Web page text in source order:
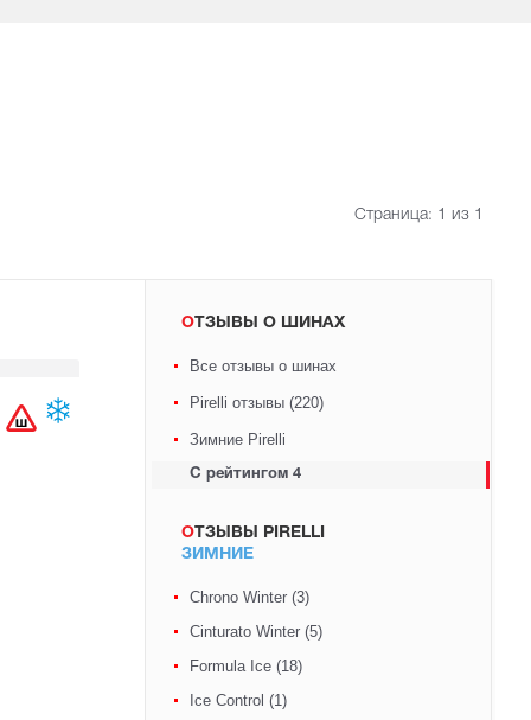
Страница: 1 из 1
ОТЗЫВЫ О ШИНАХ
Все отзывы о шинах
Pirelli отзывы (220)
Зимние Pirelli
С рейтингом 4
ОТЗЫВЫ PIRELLI
ЗИМНИЕ
Chrono Winter (3)
Cinturato Winter (5)
Formula Ice (18)
Ice Control (1)